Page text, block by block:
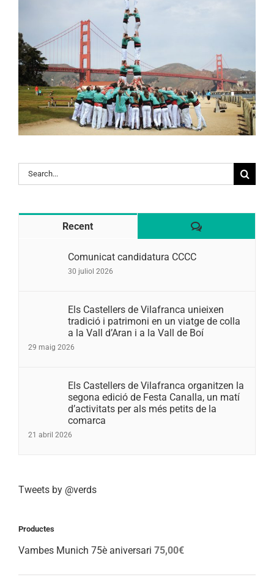
Search
for:
Recent Comentaris
Comunicat candidatura CCCC
30 juliol 2026
Els Castellers de Vilafranca unieixen
tradició i patrimoni en un viatge de colla
a la Vall d’Aran i a la Vall de Boí
29 maig 2026
Els Castellers de Vilafranca organitzen la
segona edició de Festa Canalla, un matí
d’activitats per als més petits de la
comarca
21 abril 2026
Tweets by @verds
Productes
Vambes Munich 75è aniversari 75,00€